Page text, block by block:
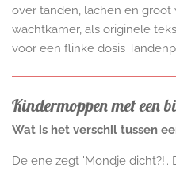
over tanden, lachen en
wachtkamer, als originele
voor een flinke dosis
Kindermoppen met een
Wat is het verschil tussen
De ene zegt 'Mondje dicht?!'.